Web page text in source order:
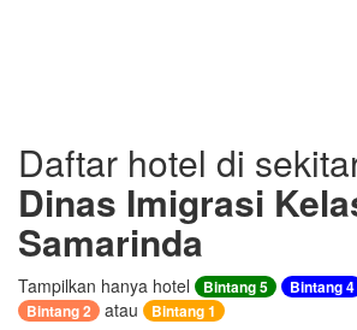
Daftar hotel di
Dinas Imigrasi
Samarinda
Tampilkan hanya hotel Bintang 5 Bintang 4
Bintang 2
atau Bintang 1